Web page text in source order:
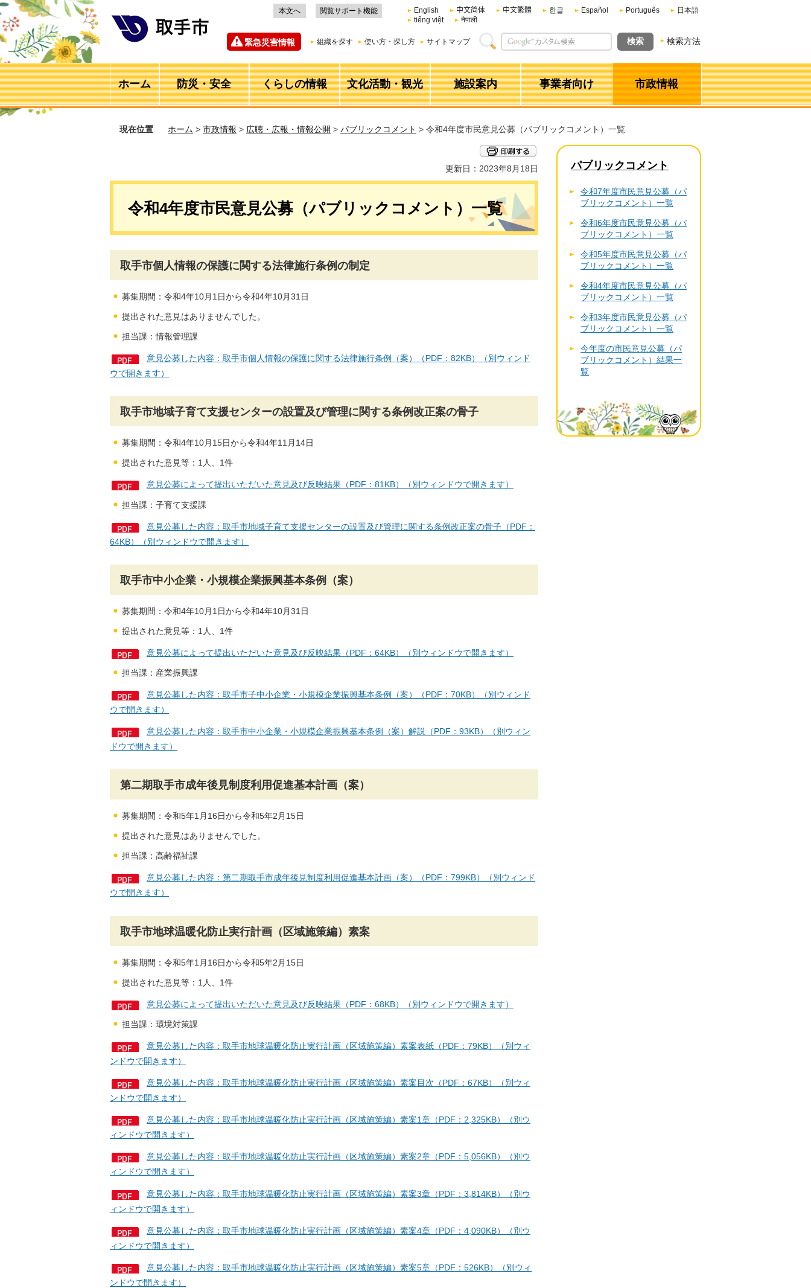
本文へ 閲覧サポート機能 English 中文简体 中文繁體 한글 Español Português
日本語
tiếng việt
नेपाली
緊急災害情報 組織を探す 使い方・探し方 サイトマップ 検索方法
ホーム 防災・安全 くらしの情報 文化活動・観光 施設案内 事業者向け 市政情報
現在位置 ホーム > 市政情報 > 広聴・広報・情報公開 > パブリックコメント > 令和4年度市民意見公募（パブリックコメント）一覧
更新日：2023年8月18日
令和4年度市民意見公募（パブリックコメント）一覧
取手市個人情報の保護に関する法律施行条例の制定
募集期間：令和4年10月1日から令和4年10月31日
提出された意見はありませんでした。
担当課：情報管理課
意見公募した内容：取手市個人情報の保護に関する法律施行条例（案）（PDF：82KB）（別ウィンド
ウで開きます）
取手市地域子育て支援センターの設置及び管理に関する条例改正案の骨子
募集期間：令和4年10月15日から令和4年11月14日
提出された意見等：1人、1件
意見公募によって提出いただいた意見及び反映結果（PDF：81KB）（別ウィンドウで開きます）
担当課：子育て支援課
意見公募した内容：取手市地域子育て支援センターの設置及び管理に関する条例改正案の骨子（PDF：
64KB）（別ウィンドウで開きます）
取手市中小企業・小規模企業振興基本条例（案）
募集期間：令和4年10月1日から令和4年10月31日
提出された意見等：1人、1件
意見公募によって提出いただいた意見及び反映結果（PDF：64KB）（別ウィンドウで開きます）
担当課：産業振興課
意見公募した内容：取手市子中小企業・小規模企業振興基本条例（案）（PDF：70KB）（別ウィンド
ウで開きます）
意見公募した内容：取手市中小企業・小規模企業振興基本条例（案）解説（PDF：93KB）（別ウィン
ドウで開きます）
第二期取手市成年後見制度利用促進基本計画（案）
募集期間：令和5年1月16日から令和5年2月15日
提出された意見はありませんでした。
担当課：高齢福祉課
意見公募した内容：第二期取手市成年後見制度利用促進基本計画（案）（PDF：799KB）（別ウィンド
ウで開きます）
取手市地球温暖化防止実行計画（区域施策編）素案
募集期間：令和5年1月16日から令和5年2月15日
提出された意見等：1人、1件
意見公募によって提出いただいた意見及び反映結果（PDF：68KB）（別ウィンドウで開きます）
担当課：環境対策課
意見公募した内容：取手市地球温暖化防止実行計画（区域施策編）素案表紙（PDF：79KB）（別ウィ
ンドウで開きます）
意見公募した内容：取手市地球温暖化防止実行計画（区域施策編）素案目次（PDF：67KB）（別ウィ
ンドウで開きます）
意見公募した内容：取手市地球温暖化防止実行計画（区域施策編）素案1章（PDF：2,325KB）（別ウ
ィンドウで開きます）
意見公募した内容：取手市地球温暖化防止実行計画（区域施策編）素案2章（PDF：5,056KB）（別ウ
ィンドウで開きます）
意見公募した内容：取手市地球温暖化防止実行計画（区域施策編）素案3章（PDF：3,814KB）（別ウ
ィンドウで開きます）
意見公募した内容：取手市地球温暖化防止実行計画（区域施策編）素案4章（PDF：4,090KB）（別ウ
ィンドウで開きます）
意見公募した内容：取手市地球温暖化防止実行計画（区域施策編）素案5章（PDF：526KB）（別ウィ
ンドウで開きます）
パブリックコメント
令和7年度市民意見公募（パ
ブリックコメント）一覧
令和6年度市民意見公募（パ
ブリックコメント）一覧
令和5年度市民意見公募（パ
ブリックコメント）一覧
令和4年度市民意見公募（パ
ブリックコメント）一覧
令和3年度市民意見公募（パ
ブリックコメント）一覧
今年度の市民意見公募（パ
ブリックコメント）結果一
覧